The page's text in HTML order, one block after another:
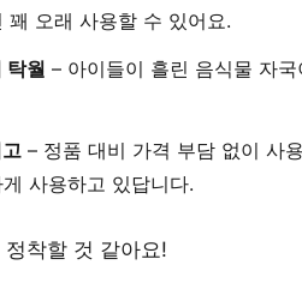
꽤 오래 사용할 수 있어요.
탁월 – 아이들이 흘린 음식물 자
– 정품 대비 가격 부담 없이 사
사용하고 있답니다.
착할 것 같아요!